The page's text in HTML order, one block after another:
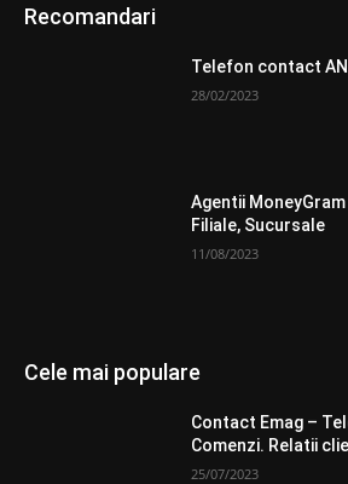
Recomandari
Telefon contact
28/02/2023
Agentii
Filiale, Sucursale
11/08/2023
Cele mai populare
Contact Emag –
Comenzi. Relatii
25/07/2023